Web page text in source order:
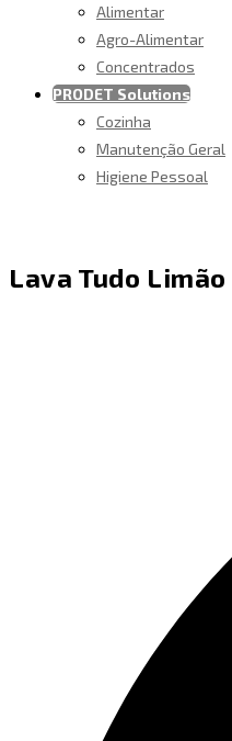
Alimentar
Agro-Alimentar
Concentrados
PRODET Solutions
Cozinha
Manutenção Geral
Higiene Pessoal
Lava Tudo Limão